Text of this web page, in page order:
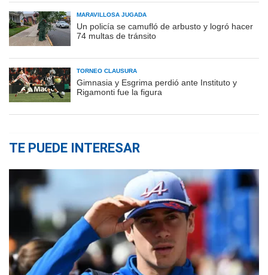
MARAVILLOSA JUGADA
Un policía se camufló de arbusto y logró hacer
74 multas de tránsito
TORNEO CLAUSURA
Gimnasia y Esgrima perdió ante Instituto y
Rigamonti fue la figura
TE PUEDE INTERESAR